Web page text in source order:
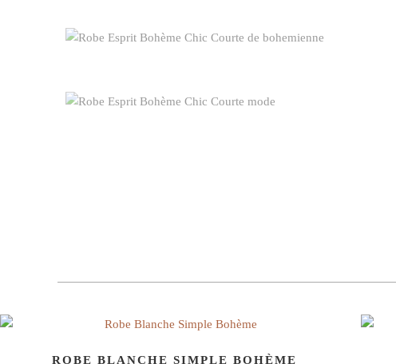
ROBE BLANCHE SIMPLE BOHÈME